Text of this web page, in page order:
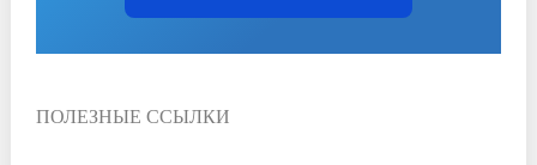
ПОЛЕЗНЫЕ ССЫЛКИ